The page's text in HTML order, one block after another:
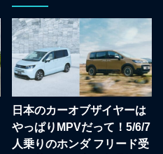
日本のカーオブザイヤーは
やっぱりMPVだって！5/6/7
人乗りのホンダ フリード受